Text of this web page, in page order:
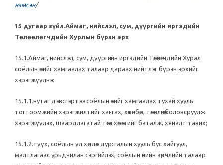
нэмсэн/
15 дугаар зүйл.Аймаг, нийслэл, сум, дүүргийн иргэдийн
Төлөөлөгчдийн Хурлын бүрэн эрх
15.1.Аймаг, нийслэл, сум, дүүргийн иргэдийн Төлөөлөгчдийн Хурал
соёлын өвийг хамгаалах талаар дараах нийтлэг бүрэн эрхийг
хэрэгжүүлнэ:
15.1.1.нутаг дэвсгэртээ соёлын өвийг хамгаалах тухай хууль
тогтоомжийн хэрэгжилтийг хангах, хөтөлбөр, төлөвлөгөө боловсруулж
хэрэгжүүлэх, шаардлагатай төсөв хөрөнгийг баталж, хяналт тавих;
15.1.2.түүх, соёлын үл хөдлөх дурсгалын хууль бус хайгуул,
малтлагаас урьдчилан сэргийлэх, соёлын өвийн зөрчлийн талаар